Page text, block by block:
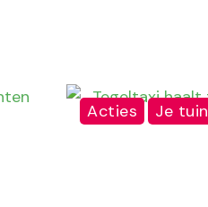
Acties Je tuin